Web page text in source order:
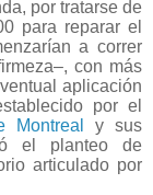
por tratarse de
para reparar el
a correr
con más
aplicación
por el
Montreal
y sus
el planteo de
articulado por